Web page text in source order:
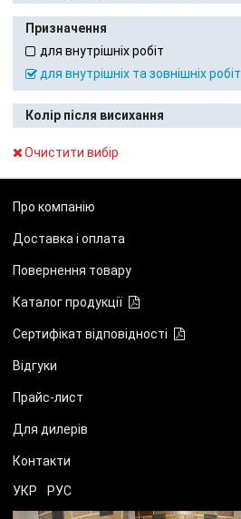
Призначення
для внутрішніх робіт
для внутрішніх та зовнішніх робіт
Колір після висихання
Очистити вибір
Про компанію
Доставка і оплата
Повернення товару
Каталог продукції
Сертифікат відповідності
Відгуки
Прайс-лист
Для дилерів
Контакти
УКР РУС